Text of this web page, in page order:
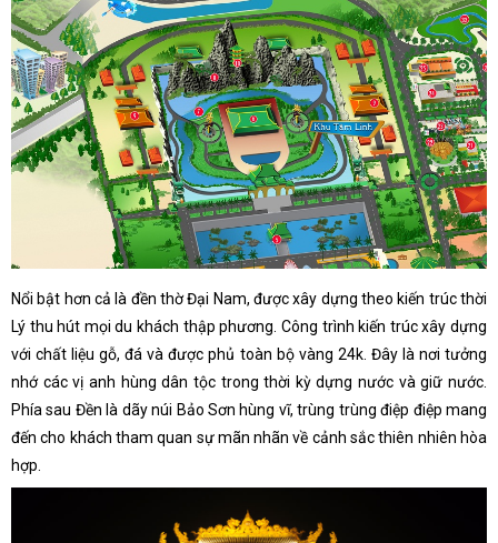
Nổi bật hơn cả là đền thờ Đại Nam, được xây dựng theo kiến trúc thời
Lý thu hút mọi du khách thập phương. Công trình kiến trúc xây dựng
với chất liệu gỗ, đá và được phủ toàn bộ vàng 24k. Đây là nơi tưởng
nhớ các vị anh hùng dân tộc trong thời kỳ dựng nước và giữ nước.
Phía sau Đền là dãy núi Bảo Sơn hùng vĩ, trùng trùng điệp điệp mang
đến cho khách tham quan sự mãn nhãn về cảnh sắc thiên nhiên hòa
hợp.